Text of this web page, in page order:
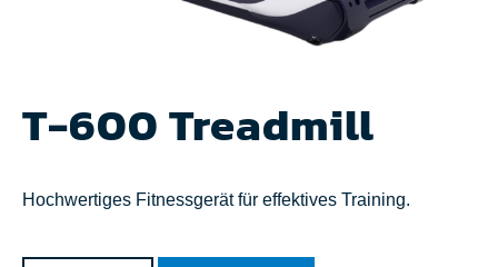
T-600 Treadmill
Hochwertiges Fitnessgerät für effektives Training.